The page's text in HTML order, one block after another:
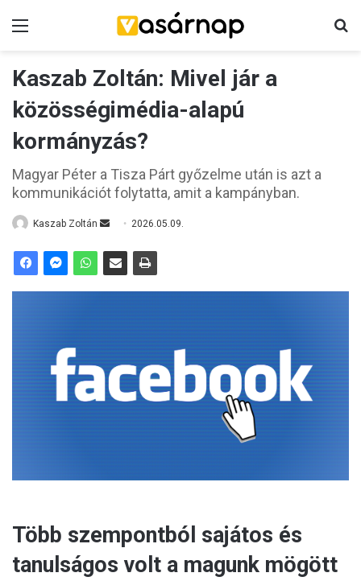
Kaszab Zoltán: Mivel jár a
közösségimédia-alapú
kormányzás?
Magyar Péter a Tisza Párt győzelme után is azt a
kommunikációt folytatta, amit a kampányban.
Kaszab Zoltán
n
i
2026.05.09.
Több szempontból sajátos és
tanulságos volt a magunk mögött